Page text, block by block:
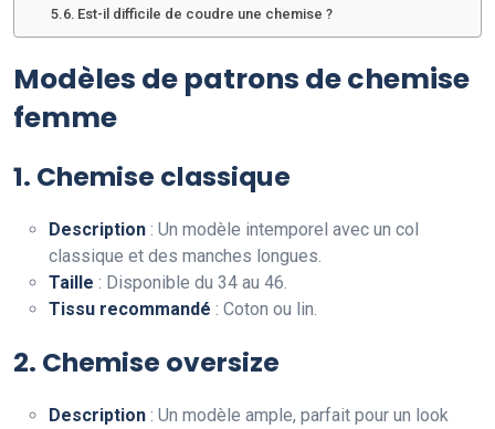
Est-il difficile de coudre une chemise ?
Modèles de patrons de chemise
femme
1. Chemise classique
Description : Un modèle intemporel avec un col
classique et des manches longues.
Taille : Disponible du 34 au 46.
Tissu recommandé : Coton ou lin.
2. Chemise oversize
Description : Un modèle ample, parfait pour un look